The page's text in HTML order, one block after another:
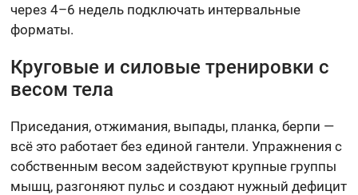
через 4–6 недель подключать интервальные
форматы.
Круговые и силовые тренировки с
весом тела
Приседания, отжимания, выпады, планка, берпи —
всё это работает без единой гантели. Упражнения с
собственным весом задействуют крупные группы
мышц, разгоняют пульс и создают нужный дефицит